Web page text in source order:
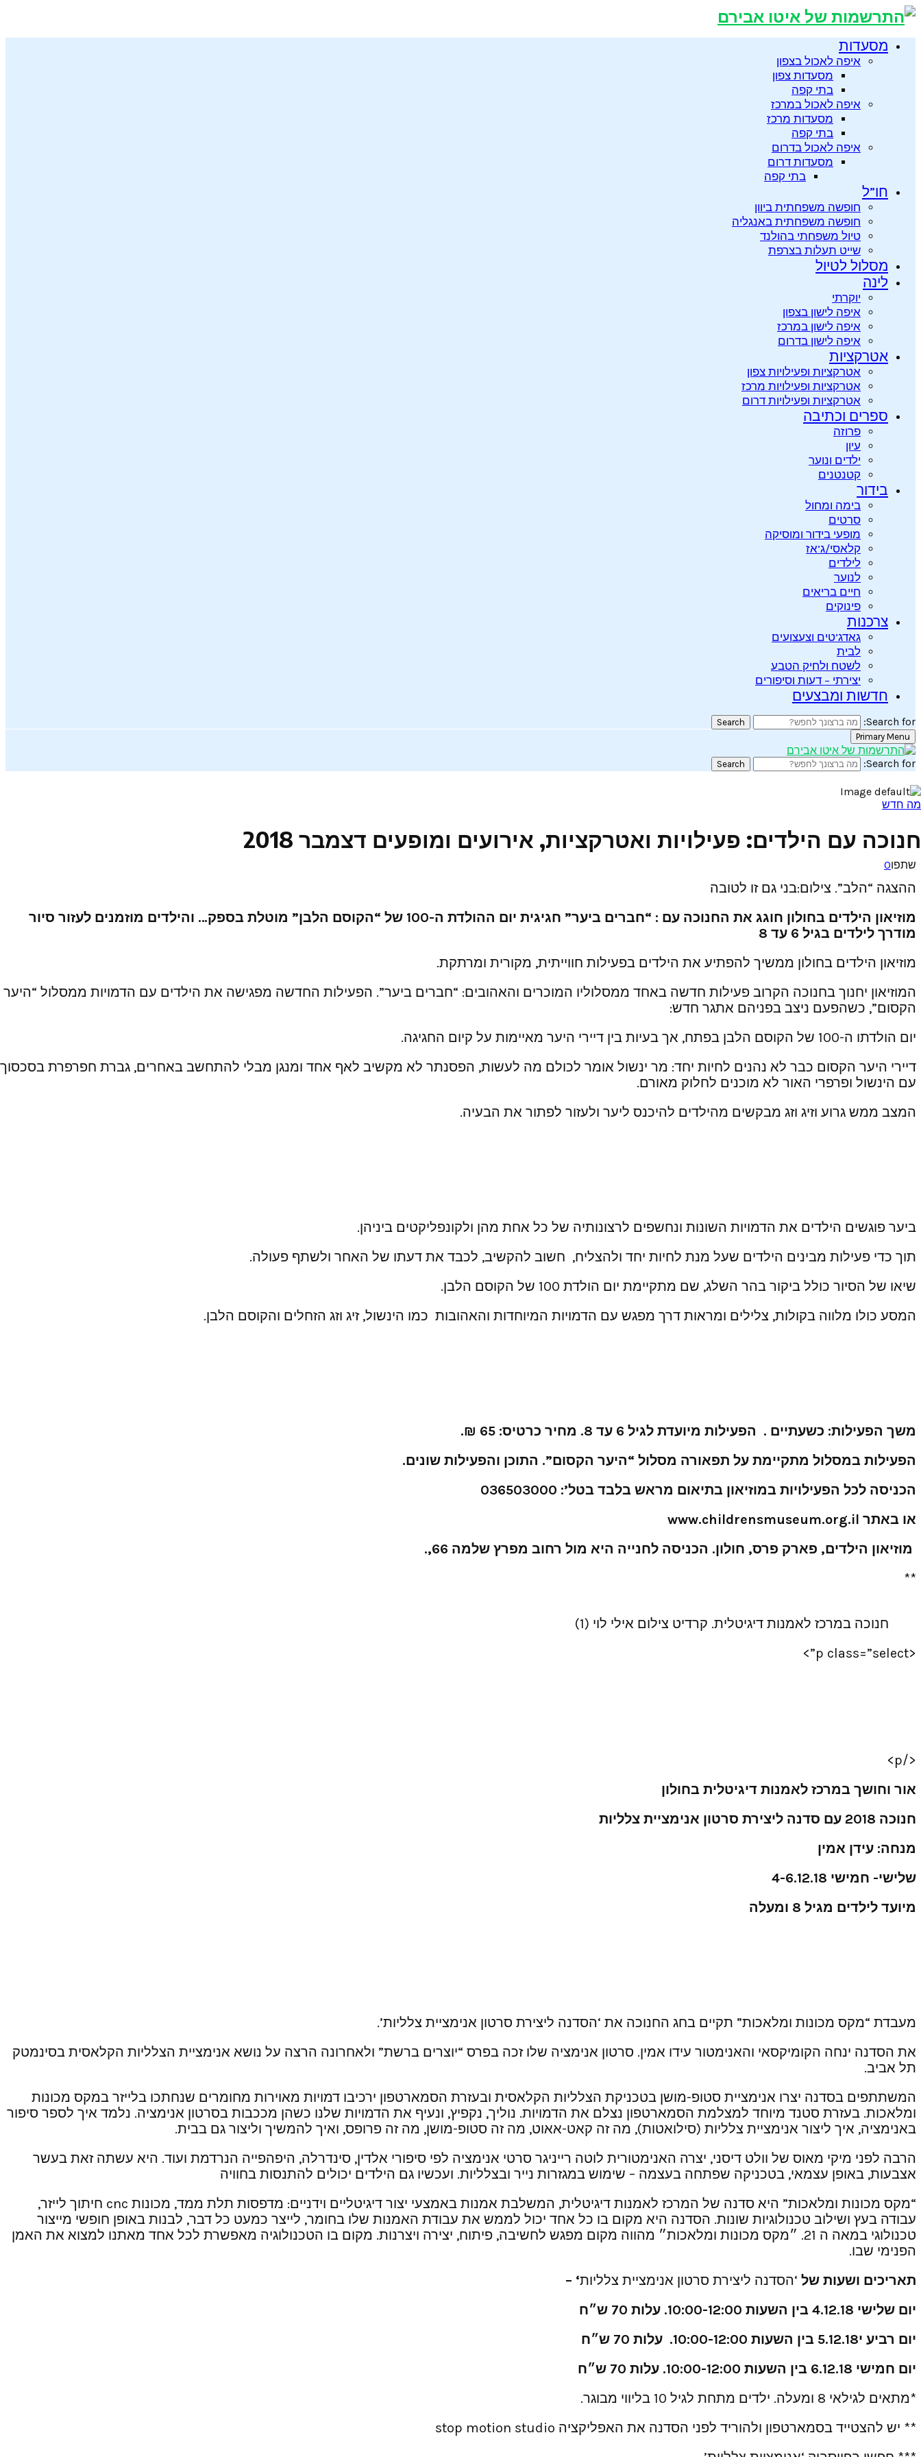
מסעדות
איפה לאכול בצפון
מסעדות צפון
בתי קפה
איפה לאכול במרכז
מסעדות מרכז
בתי קפה
איפה לאכול בדרום
מסעדות דרום
בתי קפה
חו”ל
חופשה משפחתית ביוון
חופשה משפחתית באנגליה
טיול משפחתי בהולנד
שייט תעלות בצרפת
מסלול לטיול
לינה
יוקרתי
איפה לישון בצפון
איפה לישון במרכז
איפה לישון בדרום
אטרקציות
אטרקציות ופעילויות צפון
אטרקציות ופעילויות מרכז
אטרקציות ופעילויות דרום
ספרים וכתיבה
פרוזה
עיון
ילדים ונוער
קטנטנים
בידור
בימה ומחול
סרטים
מופעי בידור ומוסיקה
קלאסי/ג’אז
לילדים
לנוער
חיים בריאים
פינוקים
צרכנות
גאדג’טים וצעצועים
לבית
לשטח ולחיק הטבע
יצירתי – דעות וסיפורים
חדשות ומבצעים
Search for:
Search
Primary Menu
Search for:
Search
מה חדש
חנוכה עם הילדים: פעילויות ואטרקציות, אירועים ומופעים דצמבר 2018
שתפו0
ההצגה “הלב”. צילום:בני גם זו לטובה
מוזיאון הילדים בחולון חוגג את החנוכה עם : “חברים ביער” חגיגית יום ההולדת ה-100 של “הקוסם הלבן” מוטלת בספק… והילדים מוזמנים לעזור
סיור
מודרך לילדים בגיל 6 עד 8
מוזיאון הילדים בחולון ממשיך להפתיע את הילדים בפעילות חווייתית, מקורית ומרתקת.
המוזיאון יחנוך בחנוכה הקרוב פעילות חדשה באחד ממסלוליו המוכרים והאהובים: “חברים ביער”. הפעילות החדשה מפגישה את הילדים עם הדמויות ממסלול “היער
הקסום”, כשהפעם ניצב בפניהם אתגר חדש:
יום הולדתו ה-100 של הקוסם הלבן בפתח, אך בעיות בין דיירי היער מאיימות על קיום החגיגה.
דיירי היער הקסום כבר לא נהנים לחיות יחד: מר ינשול אומר לכולם מה לעשות, הפסנתר לא מקשיב לאף אחד ומנגן מבלי להתחשב באחרים, גברת חפרפרת בסכסוך
עם הינשול ופרפרי האור לא מוכנים לחלוק מאורם.
המצב ממש גרוע וזיג וזג מבקשים מהילדים להיכנס ליער ולעזור לפתור את הבעיה.
ביער פוגשים הילדים את הדמויות השונות ונחשפים לרצונותיה של כל אחת מהן ולקונפליקטים ביניהן.
תוך כדי פעילות מבינים הילדים שעל מנת לחיות יחד ולהצליח, חשוב להקשיב, לכבד את דעתו של האחר ולשתף פעולה.
שיאו של הסיור כולל ביקור בהר השלג, שם מתקיימת יום הולדת 100 של הקוסם הלבן.
המסע כולו מלווה בקולות, צלילים ומראות דרך מפגש עם הדמויות המיוחדות והאהובות כמו הינשול, זיג וזג הזחלים והקוסם הלבן.
משך הפעילות: כשעתיים . הפעילות מיועדת לגיל 6 עד 8. מחיר כרטיס: 65 ₪.
הפעילות במסלול מתקיימת על תפאורה מסלול “היער הקסום”. התוכן והפעילות שונים.
הכניסה לכל הפעילויות במוזיאון בתיאום מראש בלבד בטל’: 036503000
או באתר www.childrensmuseum.org.il
מוזיאון הילדים, פארק פרס, חולון. הכניסה לחנייה היא מול רחוב מפרץ שלמה 66,.
**
חנוכה במרכז לאמנות דיגיטלית. קרדיט צילום אילי לוי (1)
<p class=”select”>
</p>
אור וחושך במרכז לאמנות דיגיטלית בחולון
חנוכה 2018 עם סדנה ליצירת סרטון אנימציית צלליות
מנחה: עידן אמין
שלישי- חמישי 4-6.12.18
מיועד לילדים מגיל 8 ומעלה
מעבדת “מקס מכונות ומלאכות” תקיים בחג החנוכה את ‘הסדנה ליצירת סרטון אנימציית צלליות’.
את הסדנה ינחה הקומיקסאי והאנימטור עידו אמין. סרטון אנימציה שלו זכה בפרס “יוצרים ברשת” ולאחרונה הרצה על נושא אנימציית הצלליות הקלאסית בסינמטק
תל אביב.
המשתתפים בסדנה יצרו אנימציית סטופ-מושן בטכניקת הצלליות הקלאסית ובעזרת הסמארטפון ירכיבו דמויות מאוירות מחומרים שנחתכו בלייזר במקס מכונות
ומלאכות. בעזרת סטנד מיוחד למצלמת הסמארטפון נצלם את הדמויות. נוליך, נקפיץ, ונעיף את הדמויות שלנו כשהן מככבות בסרטון אנימציה. נלמד איך לספר סיפור
באנימציה, איך ליצור אנימציית צלליות (סילואטות), מה זה קאט-אאוט, מה זה סטופ-מושן, מה זה פרופס, ואיך להמשיך וליצור גם בבית.
הרבה לפני מיקי מאוס של וולט דיסני, יצרה האנימטורית לוטה רייניגר סרטי אנימציה לפי סיפורי אלדין, סינדרלה, היפהפייה הנרדמת ועוד. היא עשתה זאת בעשר
אצבעות, באופן עצמאי, בטכניקה שפתחה בעצמה – שימוש במגזרות נייר ובצלליות. ועכשיו גם הילדים יכולים להתנסות בחוויה
“מקס מכונות ומלאכות” היא סדנה של המרכז לאמנות דיגיטלית, המשלבת אמנות באמצעי יצור דיגיטליים וידניים: מדפסות תלת ממד, מכונות cnc חיתוך לייזר,
עבודה בעץ ושילוב טכנולוגיות שונות. הסדנה היא מקום בו כל אחד יכול לממש את עבודת האמנות שלו בחומר, לייצר כמעט כל דבר, לבנות באופן חופשי מייצור
טכנולוגי במאה ה 21. ״מקס מכונות ומלאכות״ מהווה מקום מפגש לחשיבה, פיתוח, יצירה ויצרנות. מקום בו הטכנולוגיה מאפשרת לכל אחד מאתנו למצוא את האמן
הפנימי שבו.
תאריכים ושעות של ‘הסדנה ליצירת סרטון אנימציית צלליות‘ –
יום שלישי 4.12.18 בין השעות 10:00-12:00. עלות 70 ש״ח
יום רביע י5.12.18 בין השעות 10:00-12:00. עלות 70 ש״ח
יום חמישי 6.12.18 בין השעות 10:00-12:00. עלות 70 ש״ח
*מתאים לגילאי 8 ומעלה. ילדים מתחת לגיל 10 בליווי מבוגר.
** יש להצטייד בסמארטפון ולהוריד לפני הסדנה את האפליקציה stop motion studio